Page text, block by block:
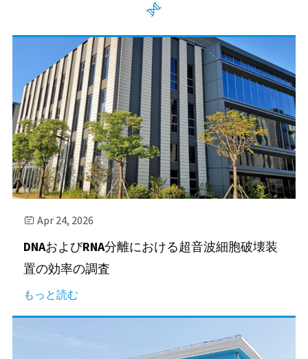

 Apr 24, 2026
DNAおよびRNA分離における超音波細胞破壊装
置の効率の調査
もっと読む